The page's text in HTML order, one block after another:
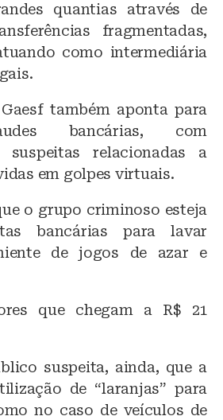
quantias através de
fragmentadas,
como intermediária
também aponta para
bancárias, com
suspeitas relacionadas a
em golpes virtuais.
o grupo criminoso esteja
bancárias para lavar
de jogos de azar e
que chegam a R$ 21
suspeita, ainda, que a
de “laranjas” para
no caso de veículos de